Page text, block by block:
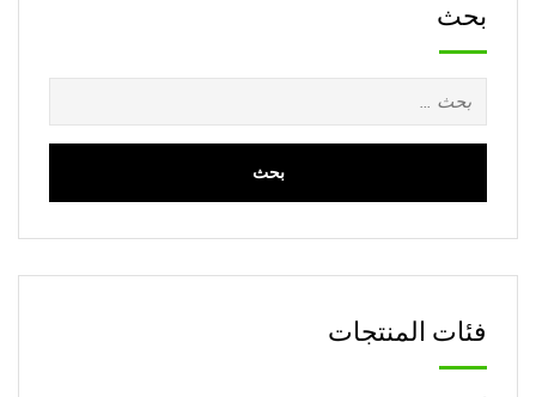
بحث
عن:
فئات المنتجات